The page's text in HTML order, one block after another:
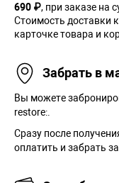
690 ₽, при заказе на
Стоимость доставки
карточке товара и
Забрать в
Вы можете
restore:.
Сразу после
оплатить и забрать